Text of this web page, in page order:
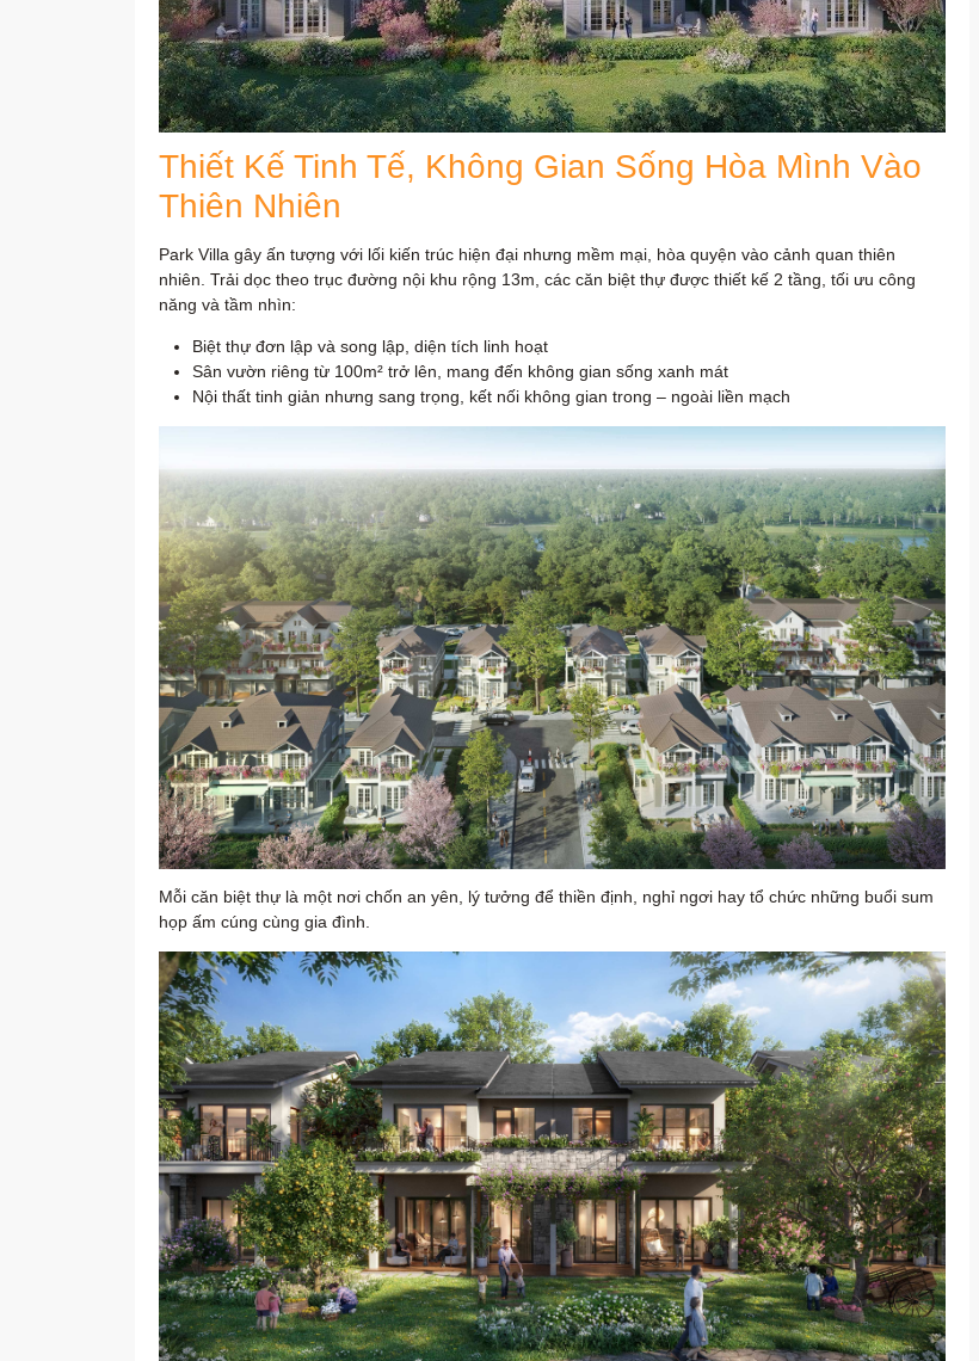
Thiết Kế Tinh Tế, Không Gian Sống Hòa Mình Vào
Thiên Nhiên
Park Villa gây ấn tượng với lối kiến trúc hiện đại nhưng mềm mại, hòa quyện vào cảnh quan thiên
nhiên. Trải dọc theo trục đường nội khu rộng 13m, các căn biệt thự được thiết kế 2 tầng, tối ưu công
năng và tầm nhìn:
Biệt thự đơn lập và song lập, diện tích linh hoạt
Sân vườn riêng từ 100m² trở lên, mang đến không gian sống xanh mát
Nội thất tinh giản nhưng sang trọng, kết nối không gian trong – ngoài liền mạch
Mỗi căn biệt thự là một nơi chốn an yên, lý tưởng để thiền định, nghỉ ngơi hay tổ chức những buổi sum
họp ấm cúng cùng gia đình.